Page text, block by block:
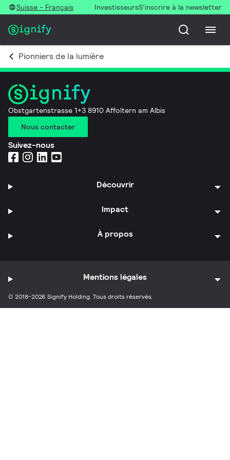
Suisse - Français InvestisseursS’inscrire à la newsletter
Pionniers de la lumière
Obstgartenstrasse 1+3 8910 Affoltern am Albis
Nous contacter
Suivez-nous
Découvrir
Impact
À propos
© 2018-2026 Signify Holding. Tous droits réservés.
Mentions légales